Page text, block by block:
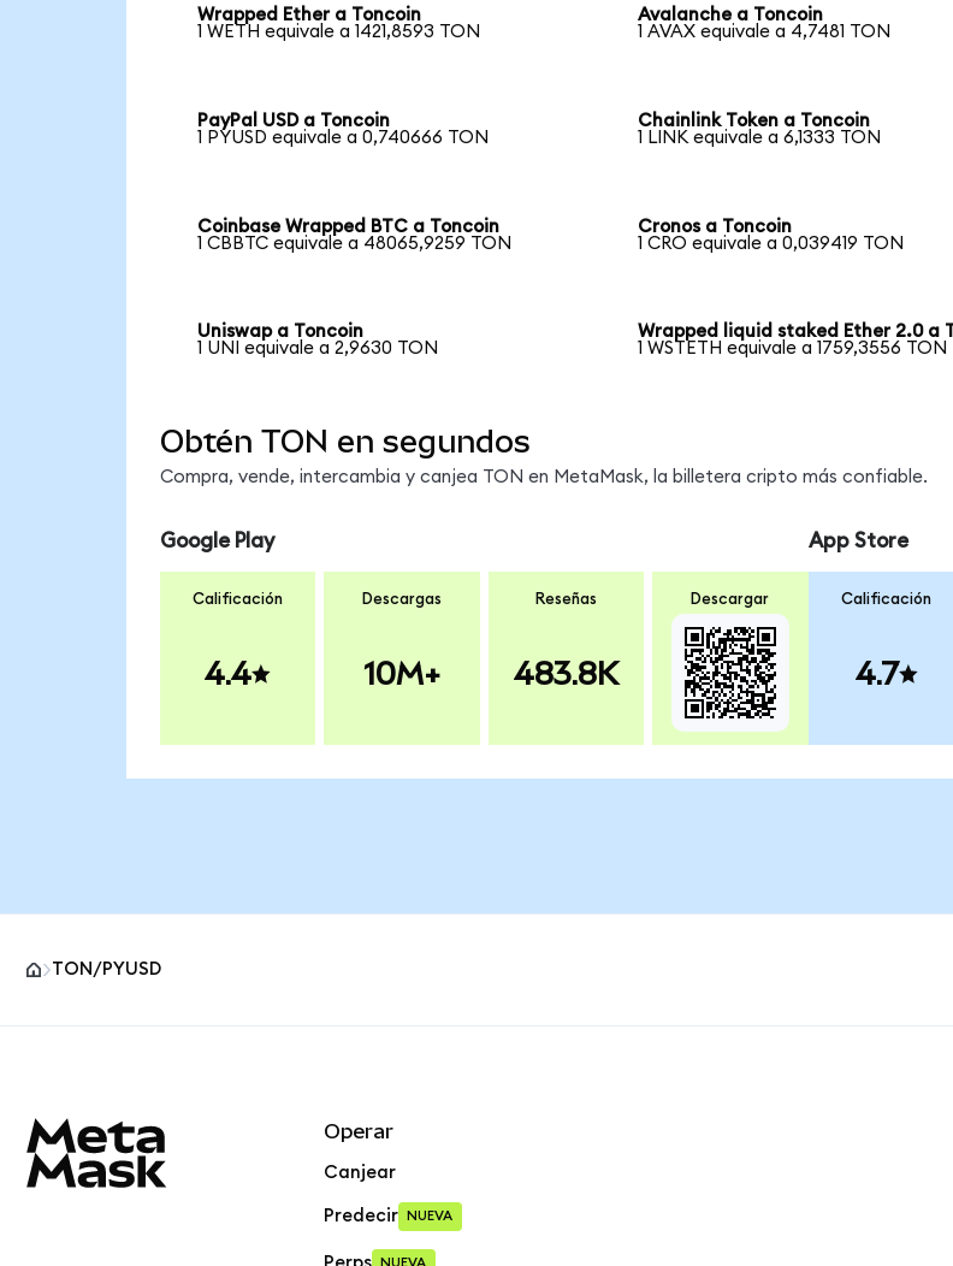
Wrapped Ether a Toncoin
1 WETH equivale a 1421,8593 TON
Avalanche a Toncoin
1 AVAX equivale a 4,7481 TON
PayPal USD a Toncoin
1 PYUSD equivale a 0,740666 TON
Chainlink Token a Toncoin
1 LINK equivale a 6,1333 TON
Coinbase Wrapped BTC a Toncoin
1 CBBTC equivale a 48065,9259 TON
Cronos a Toncoin
1 CRO equivale a 0,039419 TON
Uniswap a Toncoin
1 UNI equivale a 2,9630 TON
Wrapped liquid staked Ether 2.0 a
1 WSTETH equivale a 1759,3556 TON
Obtén TON en segundos
Compra, vende, intercambia y canjea TON en MetaMask, la billetera cripto más confiable.
Google Play
Calificación
4.4
Descargas
10M+
Reseñas
483.8K
Descargar
App Store
Calificación
4.7
TON/PYUSD
Operar
Canjear
Predecir NUEVA
NUEVA